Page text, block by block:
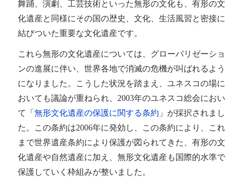
舞踊、演劇、工芸技術といった無形の文化も、有形の文
化遺産と同様にその国の歴史、文化、生活風習と密接に
結びついた重要な文化遺産です。
これら無形の文化遺産については、グローバリゼーショ
ンの進展に伴い、世界各地で消滅の危機が叫ばれるよう
になりました。こうした状況を踏まえ、ユネスコの場に
おいても議論が重ねられ、2003年のユネスコ総会におい
て「無形文化遺産の保護に関する条約 」が採択されまし
た。この条約は2006年に発効し、この条約により、これ
まで世界遺産条約により保護が図られてきた、有形の文
化遺産や自然遺産に加え、無形文化遺産も国際的水準で
保護していく枠組みが整いました。